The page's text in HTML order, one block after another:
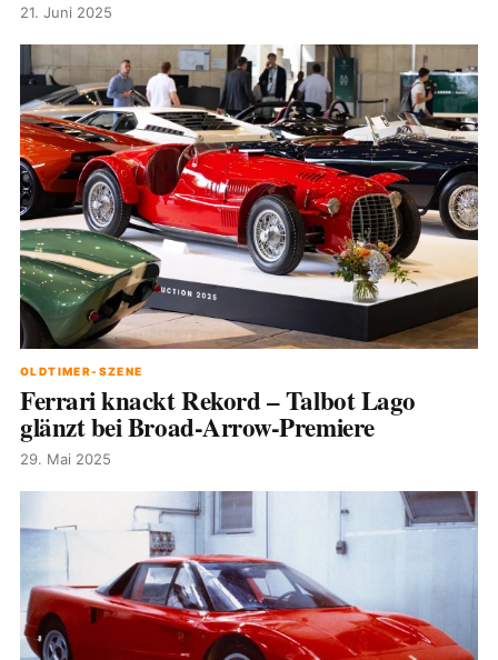
21. Juni 2025
OLDTIMER-SZENE
Ferrari knackt Rekord – Talbot Lago
glänzt bei Broad-Arrow-Premiere
29. Mai 2025